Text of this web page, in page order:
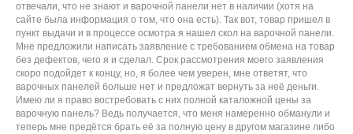
отвечали, что не знают и варочной панели нет в наличии (хотя на
сайте была информация о том, что она есть). Так вот, товар пришел в
пункт выдачи и в процессе осмотра я нашел скол на варочной панели.
Мне предложили написать заявление с требованием обмена на товар
без дефектов, чего я и сделал. Срок рассмотрения моего заявления
скоро подойдет к концу, но, я более чем уверен, мне ответят, что
варочных панелей больше нет и предложат вернуть за неё деньги.
Имею ли я право востребовать с них полной каталожной цены за
варочную панель? Ведь получается, что меня намеренно обманули и
теперь мне предётся брать её за полную цену в другом магазине либо